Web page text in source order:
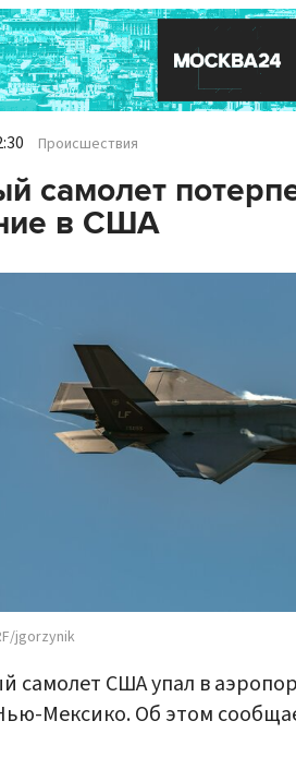
Происшествия
самолет
в США
jgorzynik
самолет США упал в
Мексико. Об этом